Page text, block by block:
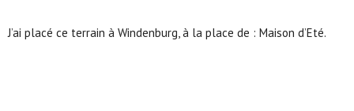
J’ai placé ce terrain à Windenburg, à la place de : Maison d’Eté.